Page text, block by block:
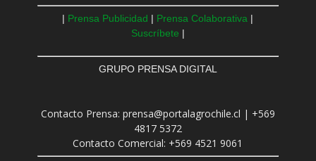
| Prensa Publicidad | Prensa Colaborativa |
Suscríbete |
GRUPO PRENSA DIGITAL
Contacto Prensa: prensa@portalagrochile.cl | +569
4817 5372
Contacto Comercial: +569 4521 9061